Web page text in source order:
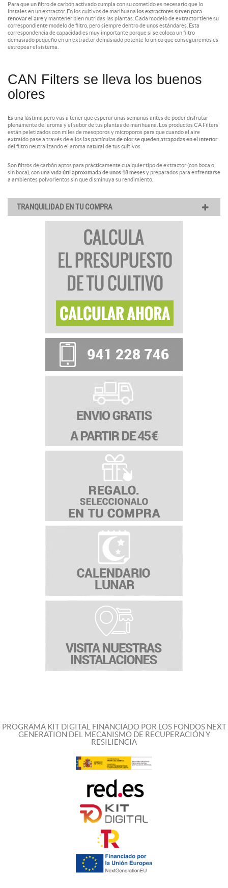
Para que un filtro de carbón activado cumpla con su cometido es necesario que lo
instales en un extractor. En los cultivos de marihuana los extractores sirven para
renovar el airey mantener bien nutridas las plantas. Cada modelo de extractor tiene su
correspondiente modelo de filtro, pero siempre dentro de unos estándares. Esta
correspondencia de capacidad es muy importante porque si se coloca un filtro
demasiado pequeño en un extractor demasiado potente lo único que conseguiremos es
estropear el sistema.
CAN Filters se lleva los buenos
olores
Es una lástima pero vas a tener que esperar unas semanas antes de poder disfrutar
plenamente del aroma y el sabor de tus plantas de marihuana. Los productos CA Filters
están peletizados con miles de mesoporos y microporos para que cuando el aire
extraído pase a través de ellos las partículas de olor se queden atrapadas en el interior
del filtro neutralizando el aroma natural de tus cultivos.
Son filtros de carbón aptos para prácticamente cualquier tipo de extractor (con boca o
sin boca), con una vida útil aproximada de unos 18 mesesy preparados para enfrentarse
a ambientes polvorientos sin que disminuya su rendimiento.
TRANQUILIDAD EN TU COMPRA
PROGRAMA KIT DIGITAL FINANCIADO POR LOS FONDOS NEXT
GENERATION DEL MECANISMO DE RECUPERACIÓN Y
RESILIENCIA